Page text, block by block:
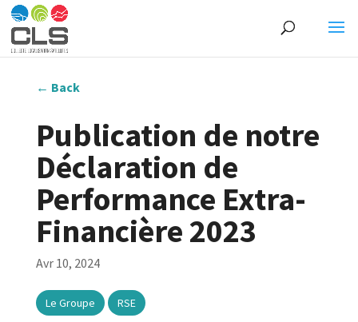
← Back
Publication de notre
Déclaration de
Performance Extra-
Financière 2023
Avr 10, 2024
Le Groupe , RSE